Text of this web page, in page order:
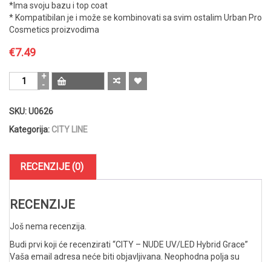
*Ima svoju bazu i top coat
* Kompatibilan je i može se kombinovati sa svim ostalim Urban Pro
Cosmetics proizvodima
€7.49
CITY
–
UV/LED
Hybrid
SKU:U0626
Kategorija: CITY LINE
RECENZIJE (0)
RECENZIJE
Još nema recenzija.
Budi prvi koji će recenzirati “CITY – NUDE UV/LED Hybrid Grace”
Vaša email adresa neće biti objavljivana. Neophodna polja su